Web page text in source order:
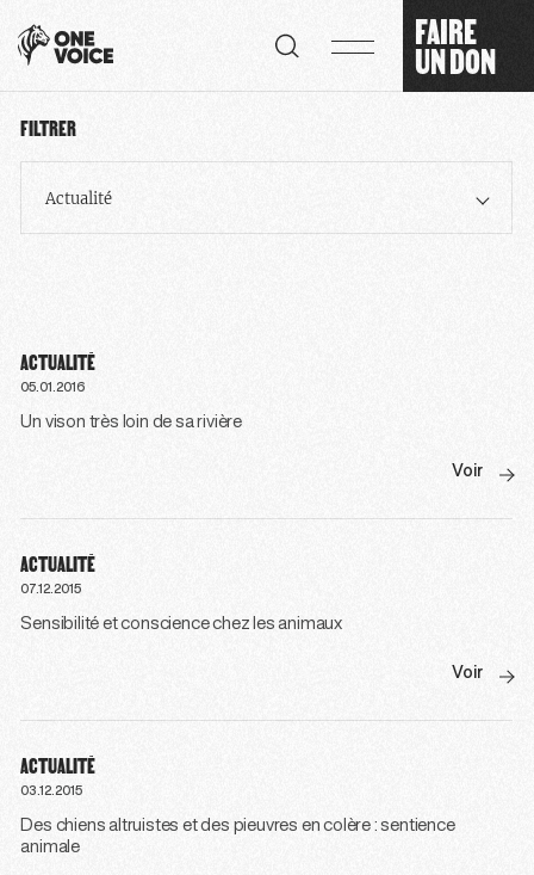
FAIRE
UN DON
FILTRER
Actualité
ACTUALITÉ
05.01.2016
Un vison très loin de sa rivière
Voir
ACTUALITÉ
07.12.2015
Sensibilité et conscience chez les animaux
Voir
ACTUALITÉ
03.12.2015
Des chiens altruistes et des pieuvres en colère : sentience
animale